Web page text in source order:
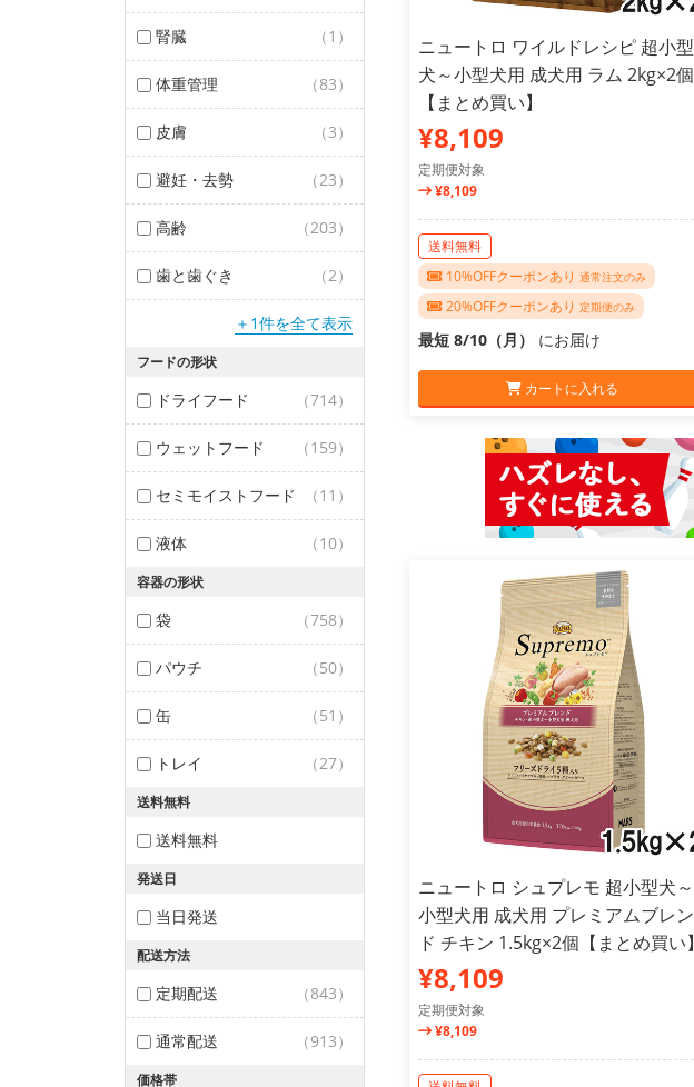
腎臓 （1）
体重管理 （83）
皮膚 （3）
避妊・去勢 （23）
高齢 （203）
歯と歯ぐき （2）
＋1件を全て表示
フードの形状
ドライフード （714）
ウェットフード （159）
セミモイストフード （11）
液体 （10）
容器の形状
袋 （758）
パウチ （50）
缶 （51）
トレイ （27）
送料無料
送料無料
発送日
当日発送
配送方法
定期配送 （843）
通常配送 （913）
価格帯
ニュートロ ワイルドレシピ 超小型
犬～小型犬用 成犬用 ラム 2kg×2個
【まとめ買い】
¥8,109
定期便対象
¥8,109
送料無料
10%OFFクーポンあり 通常注文のみ
20%OFFクーポンあり 定期便のみ
最短 8/10（月） にお届け
カートに入れる
ニュートロ シュプレモ 超小型犬～
小型犬用 成犬用 プレミアムブレン
ド チキン 1.5kg×2個【まとめ買い】
¥8,109
定期便対象
¥8,109